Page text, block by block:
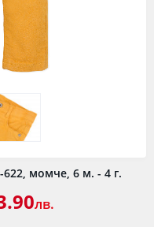
622, момче, 6 м. - 4 г.
лв.